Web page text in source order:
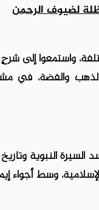
لضيوف الرحمن
واستمعوا إلى
والفضة، في
السيرة النبوية
وسط أجواء